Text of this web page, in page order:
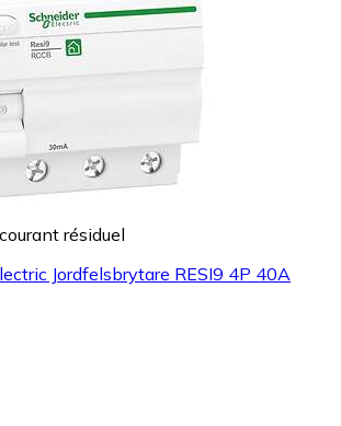
résiduel
Jordfelsbrytare RESI9 4P 40A